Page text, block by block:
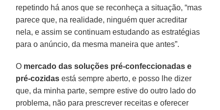
repetindo há anos que se reconheça a situação, “mas
parece que, na realidade, ninguém quer acreditar
nela, e assim se continuam estudando as estratégias
para o anúncio, da mesma maneira que antes”.
O mercado das soluções pré-confeccionadas e
pré-cozidas está sempre aberto, e posso lhe dizer
que, da minha parte, sempre estive do outro lado do
problema, não para prescrever receitas e oferecer